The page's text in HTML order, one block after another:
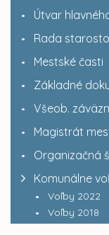
Útvar
Rada
Mestské časti
Základné
Všeob.
Magistrát
Organizačná
Komunálne
Voľby 2022
Voľby 2018